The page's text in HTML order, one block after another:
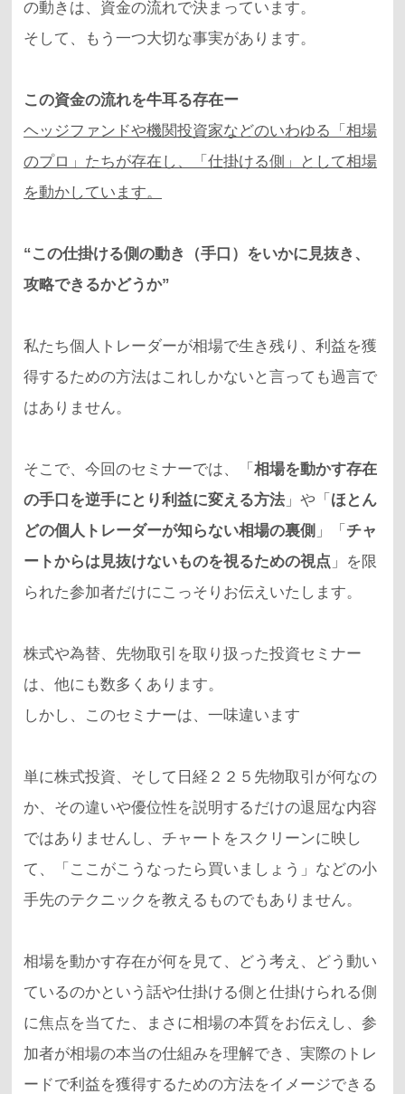
の動きは、資金の流れで決まっています。
そして、もう一つ大切な事実があります。
この資金の流れを牛耳る存在ー
ヘッジファンドや機関投資家などのいわゆる「相場
のプロ」たちが存在し、「仕掛ける側」として相場
を動かしています。
“この仕掛ける側の動き（手口）をいかに見抜き、
攻略できるかどうか”
私たち個人トレーダーが相場で生き残り、利益を獲
得するための方法はこれしかないと言っても過言で
はありません。
そこで、今回のセミナーでは、「相場を動かす存在
の手口を逆手にとり利益に変える方法 」や「 ほとん
どの個人トレーダーが知らない相場の裏側 」「 チャ
ートからは見抜けないものを視るための視点 」を限
られた参加者だけにこっそりお伝えいたします。
株式や為替、先物取引を取り扱った投資セミナー
は、他にも数多くあります。
しかし、このセミナーは、一味違います
単に株式投資、そして日経２２５先物取引が何なの
か、その違いや優位性を説明するだけの退屈な内容
ではありませんし、チャートをスクリーンに映し
て、「ここがこうなったら買いましょう」などの小
手先のテクニックを教えるものでもありません。
相場を動かす存在が何を見て、どう考え、どう動い
ているのかという話や仕掛ける側と仕掛けられる側
に焦点を当てた、まさに相場の本質をお伝えし、参
加者が相場の本当の仕組みを理解でき、実際のトレ
ードで利益を獲得するための方法をイメージできる